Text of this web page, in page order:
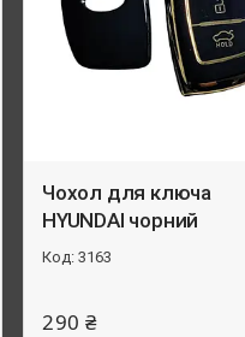
Чохол для ключа
HYUNDAI чорний
3163
290 ₴